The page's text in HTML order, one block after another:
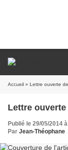
Accueil » Lettre ouverte
Lettre
Publié le 29/05/2014
Par Jean-Théophane